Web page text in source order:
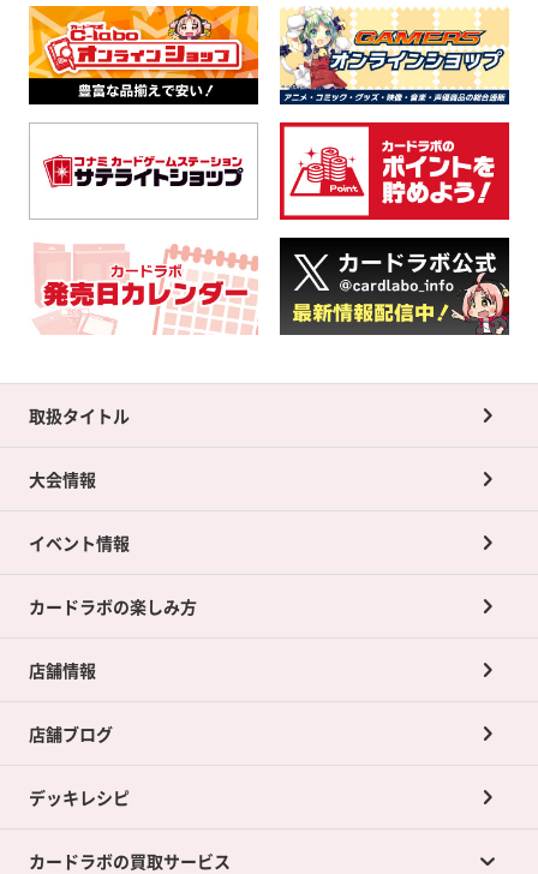
取扱タイトル
大会情報
イベント情報
カードラボの楽しみ方
店舗情報
店舗ブログ
デッキレシピ
カードラボの買取サービス